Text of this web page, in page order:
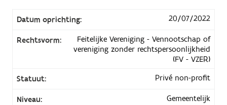
Datum oprichting: 20/07/2022
Rechtsvorm:
Feitelijke Vereniging - Vennootschap of
vereniging zonder rechtspersoonlijkheid
(FV - VZER)
Statuut:
Privé non-profit
Niveau: Gemeentelijk